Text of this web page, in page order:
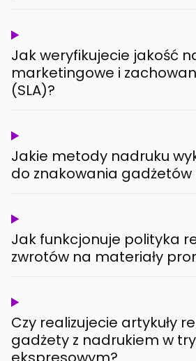
Jak weryfikujecie jakość
marketingowe i
(SLA)?
Jakie metody nadruku
do znakowania gadżetów
Jak funkcjonuje polityka
zwrotów na materiały
Czy realizujecie artykuły
gadżety z nadrukiem w